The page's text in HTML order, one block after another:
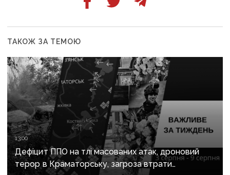
ТАКОЖ ЗА ТЕМОЮ
13:00
Дефіцит ППО на тлі масованих атак, дроновий
терор в Краматорську, загроза втрати